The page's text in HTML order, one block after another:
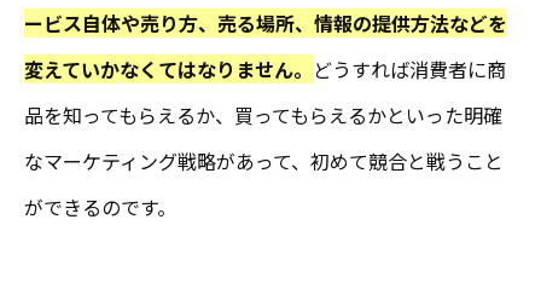
ービス自体や売り方、売る場所、情報の提供方法などを
変えていかなくてはなりません。 どうすれば消費者に商
品を知ってもらえるか、買ってもらえるかといった明確
なマーケティング戦略があって、初めて競合と戦うこと
ができるのです。